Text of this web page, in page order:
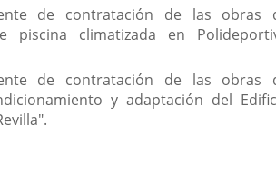
de contratación de las obras
piscina climatizada en
de contratación de las obras
y adaptación del